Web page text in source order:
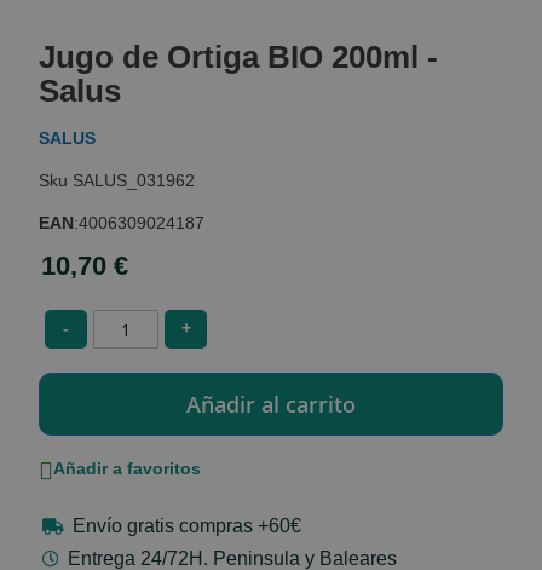
the
beginning
of
the
gallery
Jugo de Ortiga BIO 200ml -
Salus
SALUS
SALUS_031962
EAN:4006309024187
10,70 €
- +
Añadir a favoritos
Envío gratis compras +60€
Entrega 24/72H. Peninsula y Baleares